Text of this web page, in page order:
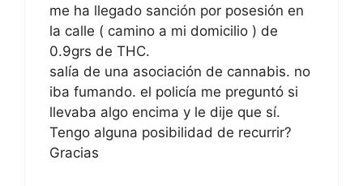
me ha llegado sanción por posesión en
la calle ( camino a mi domicilio ) de
0.9grs de THC.
salía de una asociación de cannabis. no
iba fumando. el policía me preguntó si
llevaba algo encima y le dije que sí.
Tengo alguna posibilidad de recurrir?
Gracias